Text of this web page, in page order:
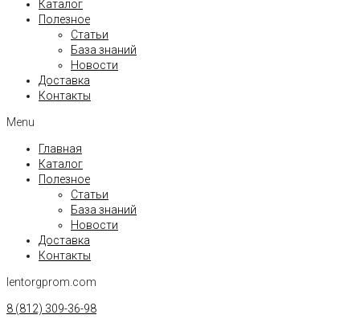
Каталог
Полезное
Статьи
База знаний
Новости
Доставка
Контакты
Menu
Главная
Каталог
Полезное
Статьи
База знаний
Новости
Доставка
Контакты
lentorgprom.com
8 (812) 309-36-98